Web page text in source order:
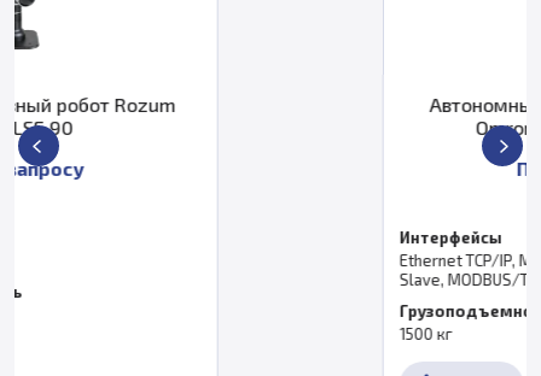
Автономный мобильный робот
Omron 37480-00000
Ethernet TCP/IP, MODBUS Master, MODBUS
Slave, MODBUS/TCP, Serial RS-232C